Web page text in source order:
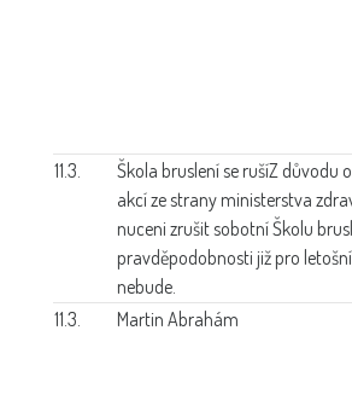
11.3. Škola bruslení se rušíZ důvodu
akcí ze strany ministerstva
nuceni zrušit sobotní Školu
pravděpodobnosti již pro
nebude.
11.3.
Martin Abrahám